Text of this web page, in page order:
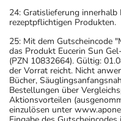
- Vorsicht bei Allergie
(E 123) und Ponceau 4R
- Vorsicht bei einer
Wenn Sie eine
Sie den Zuckergehalt
- Es kann Arzneimittel
24: Gratislieferung
rezeptpflichtigen Produkten.
25: Mit dem Gutscheincode
das Produkt Eucerin Sun
(PZN 10832664). Gültig:
der Vorrat reicht. Nicht
Bücher,
Bestellungen über
Aktionsvorteilen
einzulösen unter